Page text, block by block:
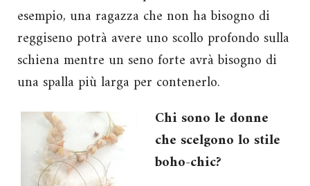
esempio, una ragazza che non ha bisogno di
reggiseno potrà avere uno scollo profondo sulla
schiena mentre un seno forte avrà bisogno di
una spalla più larga per contenerlo.
Chi sono le donne
che scelgono lo stile
boho-chic?